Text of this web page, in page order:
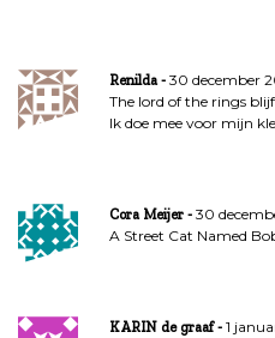
Renilda
30 december
The lord of the rings
Ik doe mee voor mijn
Cora Meijer
30
A Street Cat Named
KARIN de graaf
1